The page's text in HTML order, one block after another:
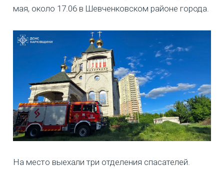
мая, около 17.06 в Шевченковском районе города.
На место выехали три отделения спасателей.